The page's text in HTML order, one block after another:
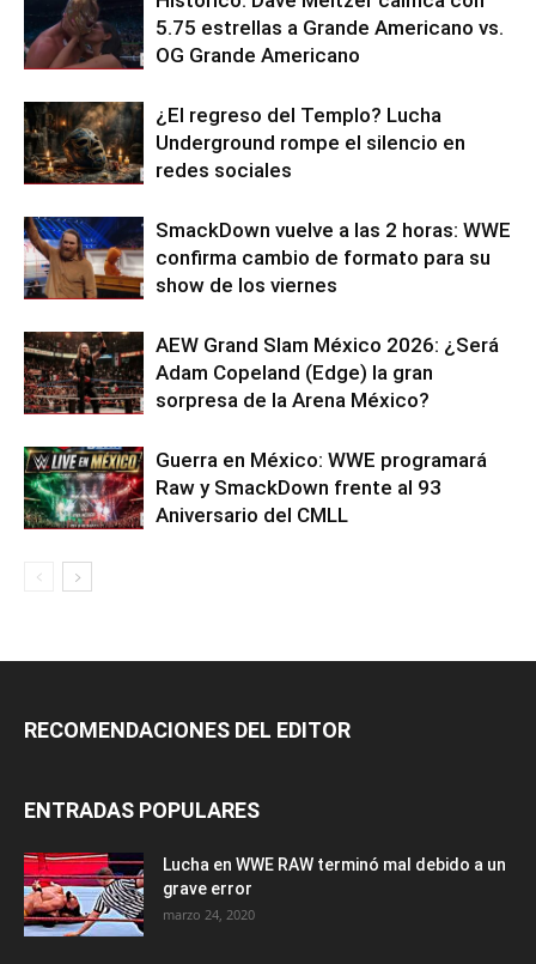
5.75 estrellas a Grande Americano vs.
OG Grande Americano
¿El regreso del Templo? Lucha
Underground rompe el silencio en
redes sociales
SmackDown vuelve a las 2 horas: WWE
confirma cambio de formato para su
show de los viernes
AEW Grand Slam México 2026: ¿Será
Adam Copeland (Edge) la gran
sorpresa de la Arena México?
Guerra en México: WWE programará
Raw y SmackDown frente al 93
Aniversario del CMLL
RECOMENDACIONES DEL EDITOR
ENTRADAS POPULARES
Lucha en WWE RAW terminó mal debido a un
grave error
marzo 24, 2020